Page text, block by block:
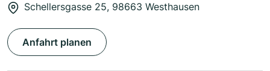
Schellersgasse 25, 98663 Westhausen
Anfahrt planen